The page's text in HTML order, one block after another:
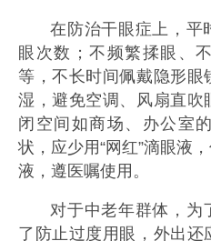
在防治干眼症上，平
眼次数；不频繁揉眼、
等，不长时间佩戴隐形眼
湿，避免空调、风扇直
闭空间如商场、办公室
状，应少用“网红”滴眼液
液，遵医嘱使用。
对于中老年群体，为
了防止过度用眼，外出还